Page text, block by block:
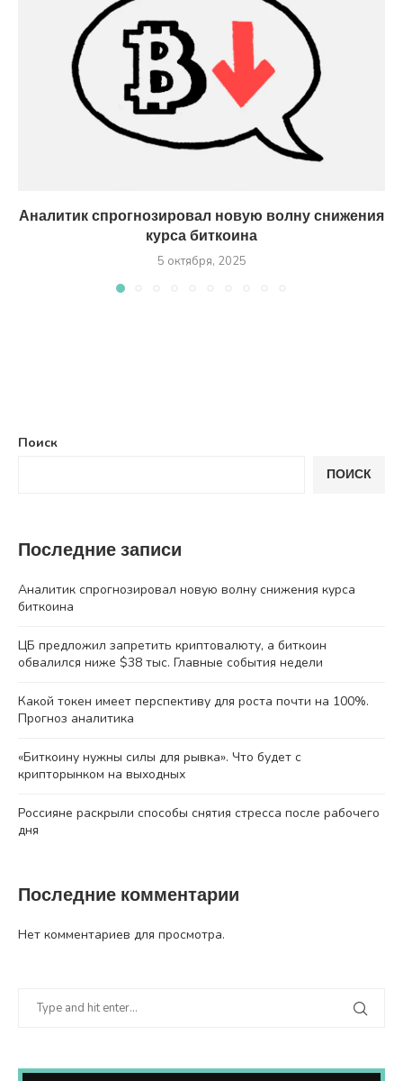
Аналитик спрогнозировал новую волну снижения
курса биткоина
5 октября, 2025
Поиск
ПОИСК
Последние записи
Аналитик спрогнозировал новую волну снижения курса
биткоина
ЦБ предложил запретить криптовалюту, а биткоин
обвалился ниже $38 тыс. Главные события недели
Какой токен имеет перспективу для роста почти на 100%.
Прогноз аналитика
«Биткоину нужны силы для рывка». Что будет с
крипторынком на выходных
Россияне раскрыли способы снятия стресса после рабочего
дня
Последние комментарии
Нет комментариев для просмотра.